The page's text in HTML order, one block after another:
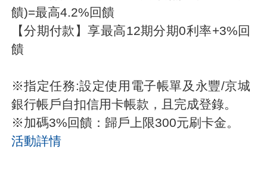
饋)=最高4.2%回饋
【分期付款】享最高12期分期0利率+3%回
饋
※指定任務:設定使用電子帳單及永豐/京城
銀行帳戶自扣信用卡帳款，且完成登錄。
※加碼3%回饋：歸戶上限300元刷卡金。
活動詳情